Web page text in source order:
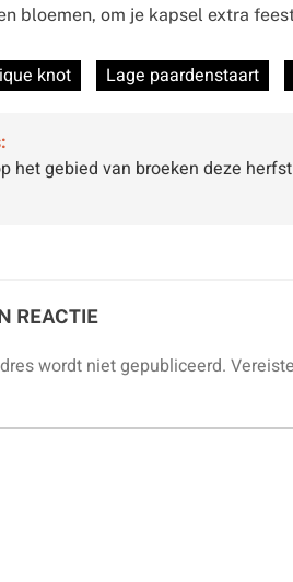
bloemen, om je kapsel extra
knot Lage paardenstaart
het gebied van broeken deze
REACTIE
wordt niet gepubliceerd.